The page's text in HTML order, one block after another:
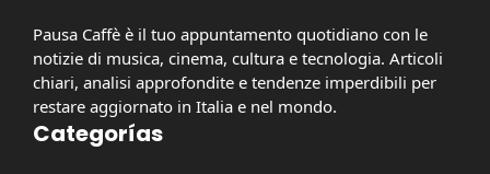
Pausa Caffè è il tuo appuntamento quotidiano con le
notizie di musica, cinema, cultura e tecnologia. Articoli
chiari, analisi approfondite e tendenze imperdibili per
restare aggiornato in Italia e nel mondo.
Categorías